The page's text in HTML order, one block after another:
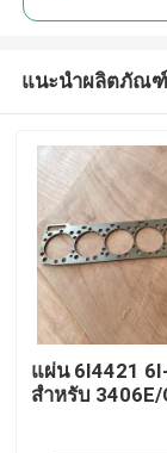
แนะนำผลิตภัณฑ์
แผ่น 6I4421
สําหรับ 3406E/